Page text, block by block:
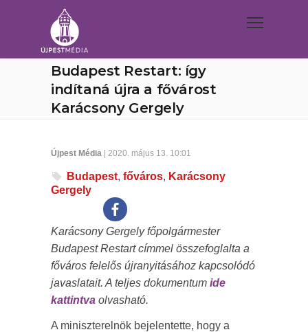
Budapest Restart: így
indítaná újra a fővárost
Karácsony Gergely
Újpest Média | 2020. május 13. 10:01
Budapest, főváros, Karácsony
Gergely
Karácsony Gergely főpolgármester
Budapest Restart címmel összefoglalta a
főváros felelős újranyitásához kapcsolódó
javaslatait. A teljes dokumentum ide
kattintva olvasható.
A miniszterelnök bejelentette, hogy a